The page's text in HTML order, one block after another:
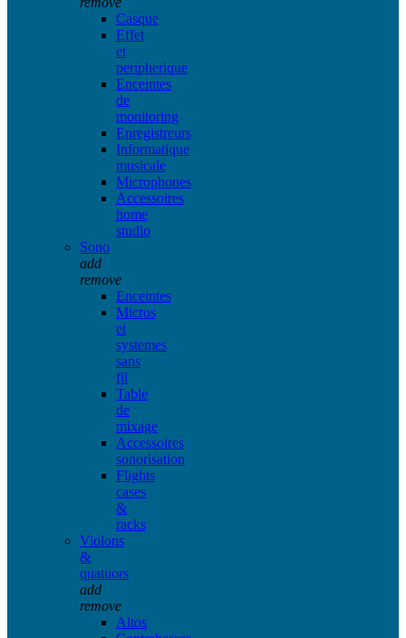
Casque
Effet
et
peripherique
Enceintes
de
monitoring
Enregistreurs
Informatique
musicale
Microphones
Accessoires
home
studio
Sono
add
remove
Enceintes
Micros
et
systemes
sans
fil
Table
de
mixage
Accessoires
sonorisation
Flights
cases
&
racks
Violons
&
quatuors
add
remove
Altos